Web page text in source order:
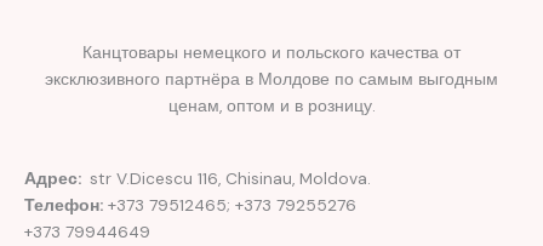
Канцтовары немецкого и польского качества от
эксклюзивного партнёра в Молдове по самым выгодным
ценам, оптом и в розницу.
Адрес: str V.Dicescu 116, Chisinau, Moldova.
Телефон: +373 79512465; +373 79255276
+373 79944649